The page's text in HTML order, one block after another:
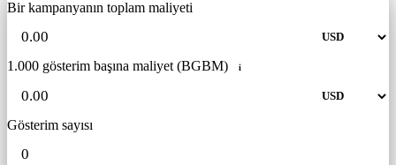
Bir kampanyanın toplam maliyeti
1.000 gösterim başına maliyet (BGBM) i
Gösterim sayısı